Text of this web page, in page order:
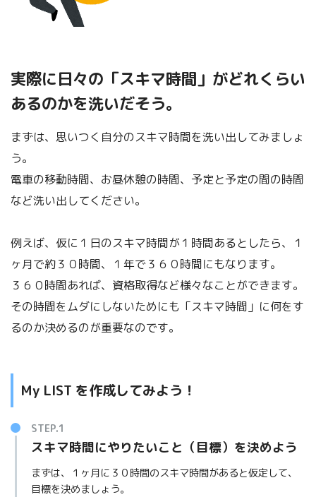
実際に日々の「スキマ時間」がどれくらい
あるのかを洗いだそう。
まずは、思いつく自分のスキマ時間を洗い出してみましょ
う。
電車の移動時間、お昼休憩の時間、予定と予定の間の時間
など洗い出してください。
例えば、仮に１日のスキマ時間が１時間あるとしたら、１
ヶ月で約３０時間、１年で３６０時間にもなります。
３６０時間あれば、資格取得など様々なことができます。
その時間をムダにしないためにも「スキマ時間」に何をす
るのか決めるのが重要なのです。
My LIST を作成してみよう！
スキマ時間にやりたいこと（目標）を決めよう
まずは、１ヶ月に３０時間のスキマ時間があると仮定して、
目標を決めましょう。